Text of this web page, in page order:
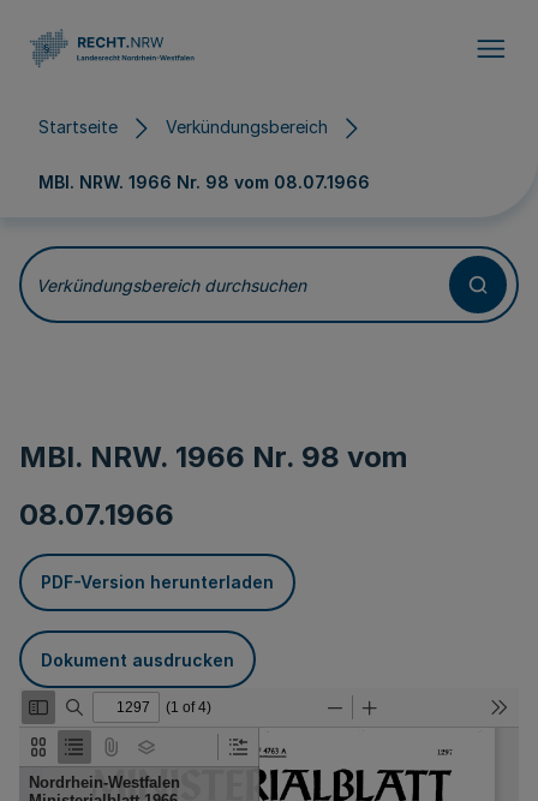
Startseite Verkündungsbereich
MBl. NRW. 1966 Nr. 98 vom 08.07.1966
Verkündungsbereich durchsuchen
MBl. NRW. 1966 Nr. 98 vom
08.07.1966
PDF-Version herunterladen
Dokument ausdrucken